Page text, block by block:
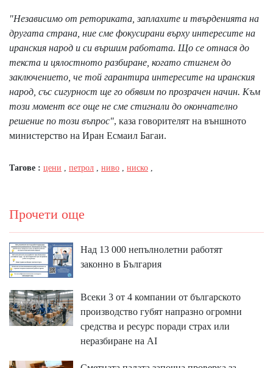
"Независимо от реториката, заплахите и твърденията на
другата страна, ние сме фокусирани върху интересите на
иранския народ и си вършим работата. Що се отнася до
текста и цялостното разбиране, когато стигнем до
заключението, че той гарантира интересите на иранския
народ, със сигурност ще го обявим по прозрачен начин. Към
този момент все още не сме стигнали до окончателно
решение по този въпрос", каза говорителят на външното
министерство на Иран Есмаил Багаи.
Тагове : цени петрол ниво ниско
Прочети още
Над 13 000 непълнолетни работят
законно в България
Всеки 3 от 4 компании от българското
производство губят напразно огромни
средства и ресурс поради страх или
неразбиране на AI